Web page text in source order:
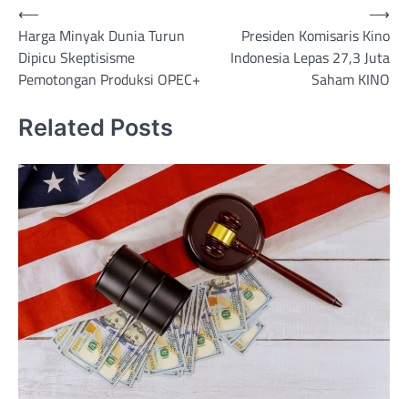
Post
navigation
⟵
Harga Minyak Dunia Turun
Dipicu Skeptisisme
Pemotongan Produksi OPEC+
Presiden Komisaris Kino
Indonesia Lepas 27,3 Juta
Saham KINO
⟶
Related Posts